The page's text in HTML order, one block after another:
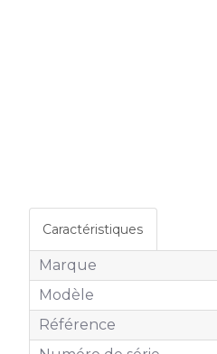
Caractéristiques
Marque
Modèle
Référence